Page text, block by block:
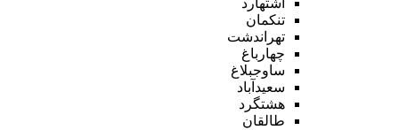
تنکمان
تهراندشت
چهارباغ
ساوجبلاغ
سعیدآباد
هشتگرد
طالقان